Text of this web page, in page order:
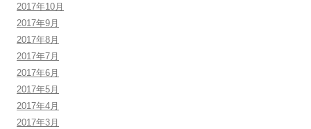
2017年10月
2017年9月
2017年8月
2017年7月
2017年6月
2017年5月
2017年4月
2017年3月